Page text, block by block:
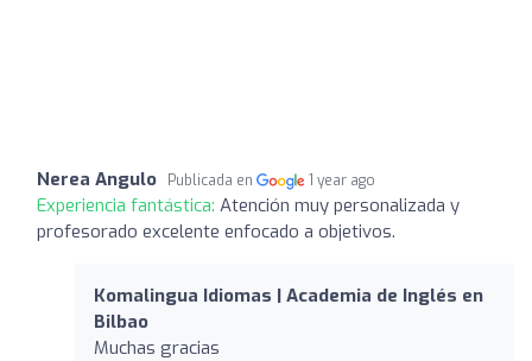
Nerea Angulo Publicada en 1 year ago
Experiencia fantástica: Atención muy personalizada y
profesorado excelente enfocado a objetivos.
Komalingua Idiomas | Academia de Inglés en
Bilbao
Muchas gracias